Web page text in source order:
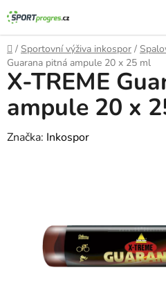
Přejít
na
obsah
Domů
/ Sportovní výživa inkospor /
Guarana pitná ampule 20 x 25 ml
X-TREME
ampule 20 x
Značka: Inkospor